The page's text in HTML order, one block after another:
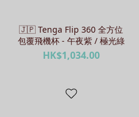
🇯🇵 Tenga Flip 360 全方位
包覆飛機杯 - 午夜紫 / 極光綠
HK$1,034.00